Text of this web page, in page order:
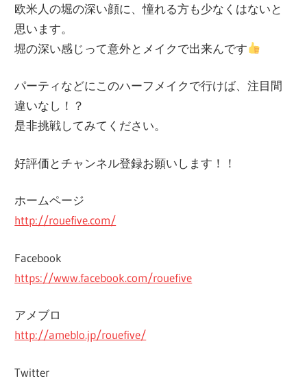
欧米人の堀の深い顔に、憧れる方も少なくはないと
思います。
堀の深い感じって意外とメイクで出来んです
パーティなどにこのハーフメイクで行けば、注目間
違いなし！？
是非挑戦してみてください。
好評価とチャンネル登録お願いします！！
ホームページ
http://rouefive.com/
Facebook
https://www.facebook.com/rouefive
アメブロ
http://ameblo.jp/rouefive/
Twitter